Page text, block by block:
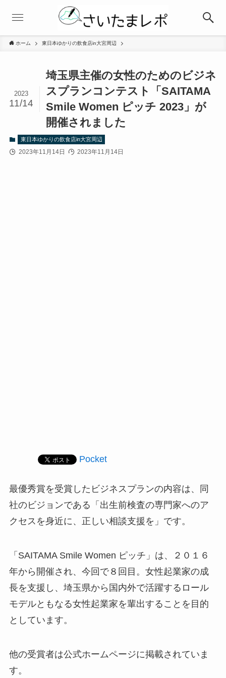
ホーム 東日本ゆかりの飲食店in大宮周辺
埼玉県主催の女性のためのビジネ
スプランコンテスト「SAITAMA
Smile Women ピッチ 2023」が
開催されました
2023
11/14
東日本ゆかりの飲食店in大宮周辺
2023年11月14日 2023年11月14日
Pocket
最優秀賞を受賞したビジネスプランの内容は、同
社のビジョンである「出生前検査の専門家へのア
クセスを身近に、正しい相談支援を」です。
「SAITAMA Smile Women ピッチ」は、２０１６
年から開催され、今回で８回目。女性起業家の成
長を支援し、埼玉県から国内外で活躍するロール
モデルともなる女性起業家を輩出することを目的
としています。
他の受賞者は公式ホームページに掲載されていま
す。